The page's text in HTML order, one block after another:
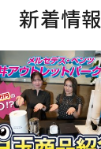
展示車・試乗車
メンテナンス
企業情報
採用情報
新着情報